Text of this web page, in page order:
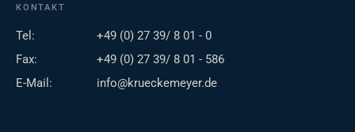
KONTAKT
Tel:
+49 (0) 27 39/ 8 01 - 0
Fax:
+49 (0) 27 39/ 8 01 - 586
E-Mail:
info@krueckemeyer.de